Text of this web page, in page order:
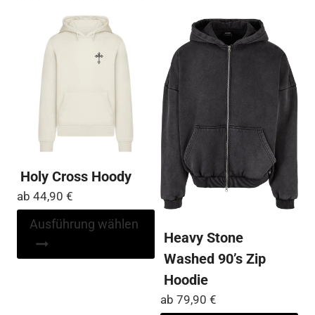
Optionen
können
auf
der
Produktseite
gewählt
werden
Holy Cross Hoody
ab 44,90 €
Ausführung wählen
Produkt
weist
mehrere
Varianten
Heavy Stone
Washed 90’s Zip
Hoodie
ab 79,90 €